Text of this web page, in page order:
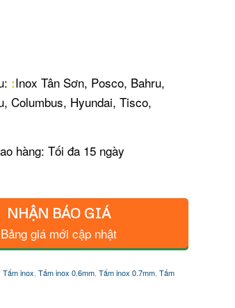
:Inox Tân Sơn, Posco, Bahru,
Columbus, Hyundai, Tisco,
hàng: Tối đa 15 ngày
NHẬN BÁO GIÁ
Bảng giá mới cập nhật
,Tấm inox ,Tấm inox 0.6mm ,Tấm inox 0.7mm ,Tấm